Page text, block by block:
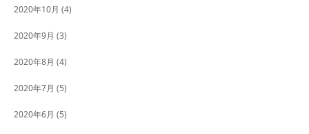
2020年10月 (4)
2020年9月 (3)
2020年8月 (4)
2020年7月 (5)
2020年6月 (5)